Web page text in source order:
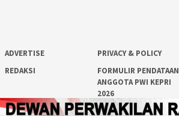
ADVERTISE
PRIVACY & POLICY
REDAKSI
FORMULIR PENDATAAN
ANGGOTA PWI KEPRI
2026